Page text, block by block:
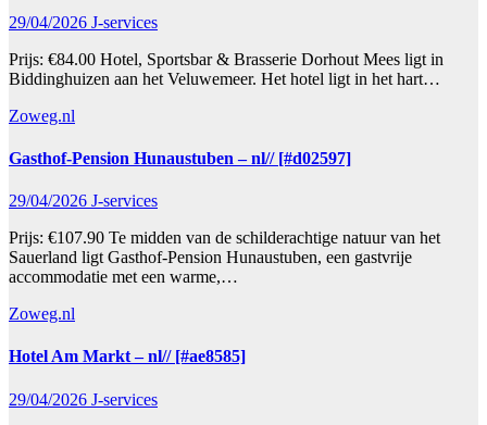
29/04/2026 J-services
Prijs: €84.00 Hotel, Sportsbar & Brasserie Dorhout Mees ligt in
Biddinghuizen aan het Veluwemeer. Het hotel ligt in het hart…
Zoweg.nl
Gasthof-Pension Hunaustuben – nl// [#d02597]
29/04/2026 J-services
Prijs: €107.90 Te midden van de schilderachtige natuur van het
Sauerland ligt Gasthof-Pension Hunaustuben, een gastvrije
accommodatie met een warme,…
Zoweg.nl
Hotel Am Markt – nl// [#ae8585]
29/04/2026 J-services